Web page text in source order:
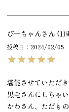
ぴーちゃん 1
投稿日
2024/02/05
堪能させていただ
黒毛さんにしちゃ
かわさん、ただも